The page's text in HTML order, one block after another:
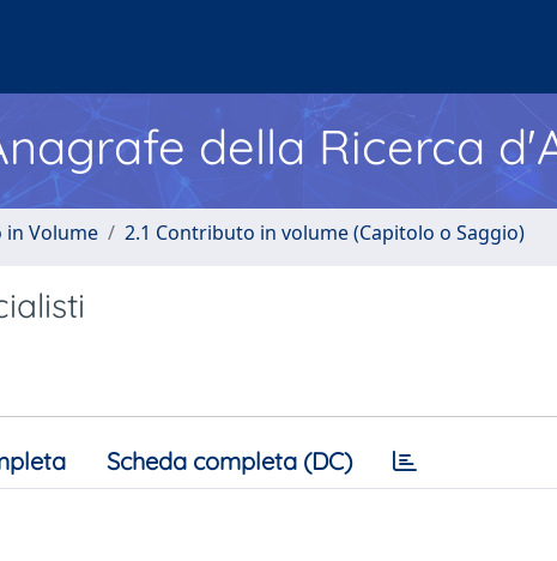
della Ricerca
Volume 2.1 Contributo in volume (Capitolo o Saggio)
Scheda completa (DC)